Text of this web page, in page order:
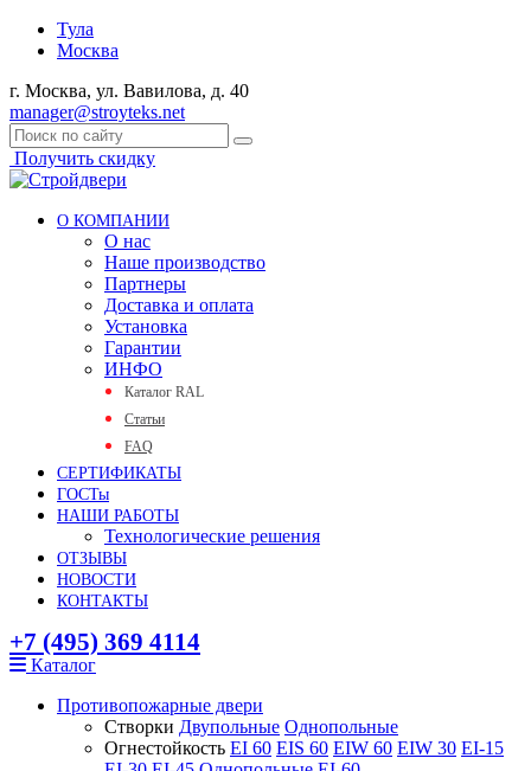
Тула
Москва
г. Москва, ул. Вавилова, д. 40
manager@stroyteks.net
Получить скидку
О КОМПАНИИ
О нас
Наше производство
Партнеры
Доставка и оплата
Установка
Гарантии
ИНФО
Каталог RAL
Статьи
FAQ
СЕРТИФИКАТЫ
ГОСТы
НАШИ РАБОТЫ
Технологические решения
ОТЗЫВЫ
НОВОСТИ
КОНТАКТЫ
+7 (495) 369 4114
Каталог
Противопожарные двери
Створки Двупольные Однопольные
Огнестойкость EI 60 EIS 60 EIW 60 EIW 30 EI-15